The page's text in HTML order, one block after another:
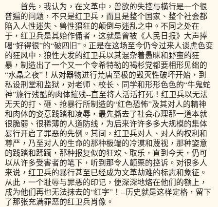
首先，我认为，在文革中，兽欲的失控与横行是一个很
普遍的问题，不只是红卫兵，而且是整个国家、整个社会都
陷入人性迷失、兽性猖狂的颠倒与迷乱之中。不同之处在
于，红卫兵是其始作俑者，这就是曾被《人民日报》大声捧
喝“好得很”的“破四旧”。正是在这场至今仍令过来人谈虎色变
的狂风中，狼性大发的红卫兵以其混杂着愚昧和野蛮的狂
暴，制造出了一个又一个令希特勒的褐杉党都要相形见绌的
“水晶之夜”！从对器物进行荒唐至极的毁灭性破坏开始，到
私设刑堂和监狱，对老师、校长、同学和形形色色的“牛鬼蛇
神”施行残酷的肉体摧残--直至将人活活打死！红卫兵以无法
无天的打、砸、抢暴行所制造的“红色恐怖”及其对人的精神
和肉体的姿意践踏和凌辱，最先撕去了社会心理那一道本就
很脆弱、很稀薄的人道防线，为后来许许多多大规模的集体
暴行开启了罪恶的先例。其间，红卫兵对人、对人的权利和
尊严，乃至对人的生命的那种极端的冷漠和蔑视，那种姿意
的践踏和蹂躏，那种报复似的狂欢、取乐，直到今天，仍可
以从许多受害者的笔下，听到那令人颤栗的控诉。对很多人
来说，红卫兵的暴行甚至已经成为文革劫难的标志和象征。
从此，一个耻辱与罪恶的印记，便深深地烙在他们的额上，
成为他们再也无法抹去的“红字”！--历史就是这样定格，留下
了那张充满罪恶的红卫兵肖像。